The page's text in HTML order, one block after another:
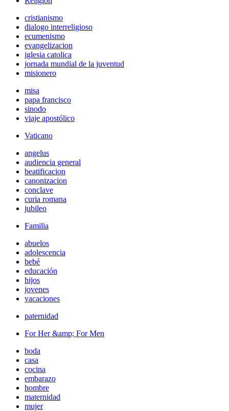
cristianismo
dialogo interreligioso
ecumenismo
evangelizacion
iglesia catolica
jornada mundial de la juventud
misionero
misa
papa francisco
sinodo
viaje apostólico
Vaticano
angelus
audiencia general
beatificacion
canonizacion
conclave
curia romana
jubileo
Familia
abuelos
adolescencia
bebé
educación
hijos
jovenes
vacaciones
paternidad
For Her &amp; For Men
boda
casa
cocina
embarazo
hombre
maternidad
mujer